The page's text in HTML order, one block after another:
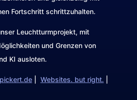
Fortschritt schrittzuhalten.
Leuchtturmprojekt, mit
und Grenzen von
KI ausloten.
pickert.de| Websites. but right.